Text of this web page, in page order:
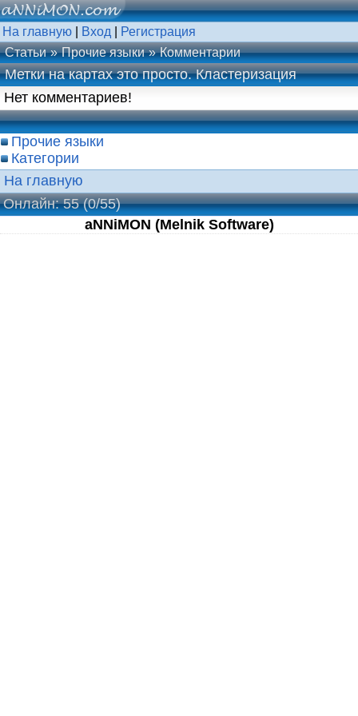
На главную Вход
Регистрация
Статьи
Прочие языки Комментарии
Метки на картах это просто. Кластеризация
Нет комментариев!
Прочие языки
Категории
На главную
Онлайн: 55(0/55)
aNNiMON (Melnik Software)